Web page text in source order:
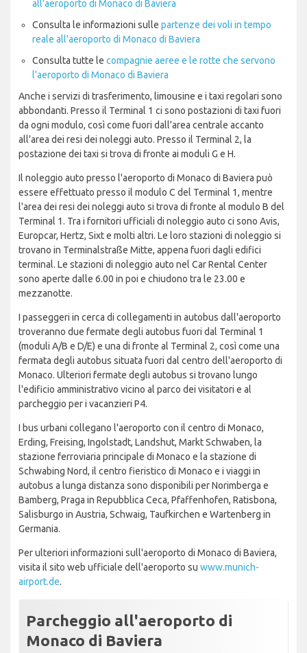
all'aeroporto di Monaco di Baviera
Consulta le informazioni sulle partenze dei voli in tempo
reale all'aeroporto di Monaco di Baviera
Consulta tutte le compagnie aeree e le rotte che servono
l'aeroporto di Monaco di Baviera
Anche i servizi di trasferimento, limousine e i taxi regolari sono
abbondanti. Presso il Terminal 1 ci sono postazioni di taxi fuori
da ogni modulo, così come fuori dall'area centrale accanto
all'area dei resi dei noleggi auto. Presso il Terminal 2, la
postazione dei taxi si trova di fronte ai moduli G e H.
Il noleggio auto presso l'aeroporto di Monaco di Baviera può
essere effettuato presso il modulo C del Terminal 1, mentre
l'area dei resi dei noleggi auto si trova di fronte al modulo B del
Terminal 1. Tra i fornitori ufficiali di noleggio auto ci sono Avis,
Europcar, Hertz, Sixt e molti altri. Le loro stazioni di noleggio si
trovano in Terminalstraße Mitte, appena fuori dagli edifici
terminal. Le stazioni di noleggio auto nel Car Rental Center
sono aperte dalle 6.00 in poi e chiudono tra le 23.00 e
mezzanotte.
I passeggeri in cerca di collegamenti in autobus dall'aeroporto
troveranno due fermate degli autobus fuori dal Terminal 1
(moduli A/B e D/E) e una di fronte al Terminal 2, così come una
fermata degli autobus situata fuori dal centro dell'aeroporto di
Monaco. Ulteriori fermate degli autobus si trovano lungo
l'edificio amministrativo vicino al parco dei visitatori e al
parcheggio per i vacanzieri P4.
I bus urbani collegano l'aeroporto con il centro di Monaco,
Erding, Freising, Ingolstadt, Landshut, Markt Schwaben, la
stazione ferroviaria principale di Monaco e la stazione di
Schwabing Nord, il centro fieristico di Monaco e i viaggi in
autobus a lunga distanza sono disponibili per Norimberga e
Bamberg, Praga in Repubblica Ceca, Pfaffenhofen, Ratisbona,
Salisburgo in Austria, Schwaig, Taufkirchen e Wartenberg in
Germania.
Per ulteriori informazioni sull'aeroporto di Monaco di Baviera,
visita il sito web ufficiale dell'aeroporto su www.munich-
airport.de.
Parcheggio all'aeroporto di
Monaco di Baviera